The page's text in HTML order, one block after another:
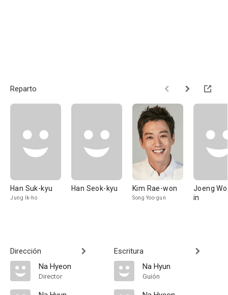
Reparto
Han Suk-kyu
Jung Ik-ho
Han Seok-kyu Kim Rae-won
Song Yoo-gun
Joeng
in
Dirección
Na Hyeon
Director
Escritura
Na Hyun
Guión